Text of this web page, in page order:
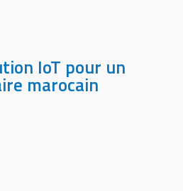
IoT pour un
marocain